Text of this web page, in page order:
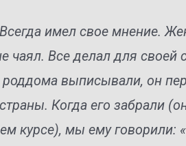
имел свое мнение.
чаял. Все делал для своей
роддома выписывали, он
Когда его забрали
курсе), мы ему говорили: